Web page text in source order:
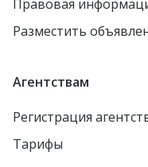
Правовая
Разместить
Агентствам
Регистрация
Тарифы